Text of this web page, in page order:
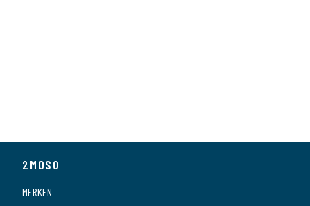
2MOSO
MERKEN